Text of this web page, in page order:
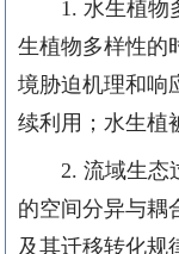
1. 水生植物
生植物多样性的
境胁迫机理和响
续利用；水生植
2. 流域生态
的空间分异与耦
及其迁移转化规